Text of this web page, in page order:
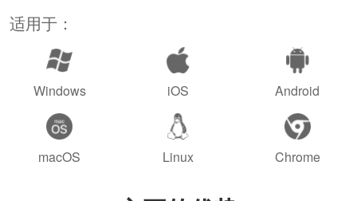
适用于：
Windows iOS Android
macOS Linux Chrome